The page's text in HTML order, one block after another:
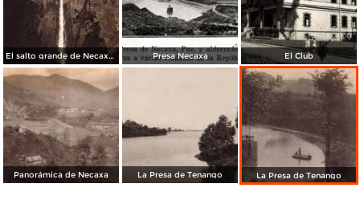
El salto grande de Necaxa (180 metros de caída) (circa 1920) Presa Necaxa El Club
Panorámica de Necaxa La Presa de Tenango La Presa de Tenango